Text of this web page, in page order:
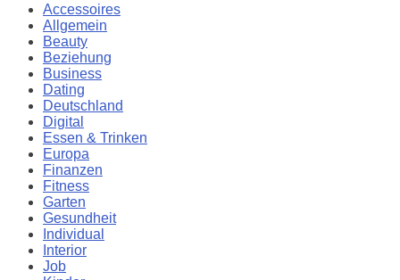
Accessoires
Allgemein
Beauty
Beziehung
Business
Dating
Deutschland
Digital
Essen & Trinken
Europa
Finanzen
Fitness
Garten
Gesundheit
Individual
Interior
Job